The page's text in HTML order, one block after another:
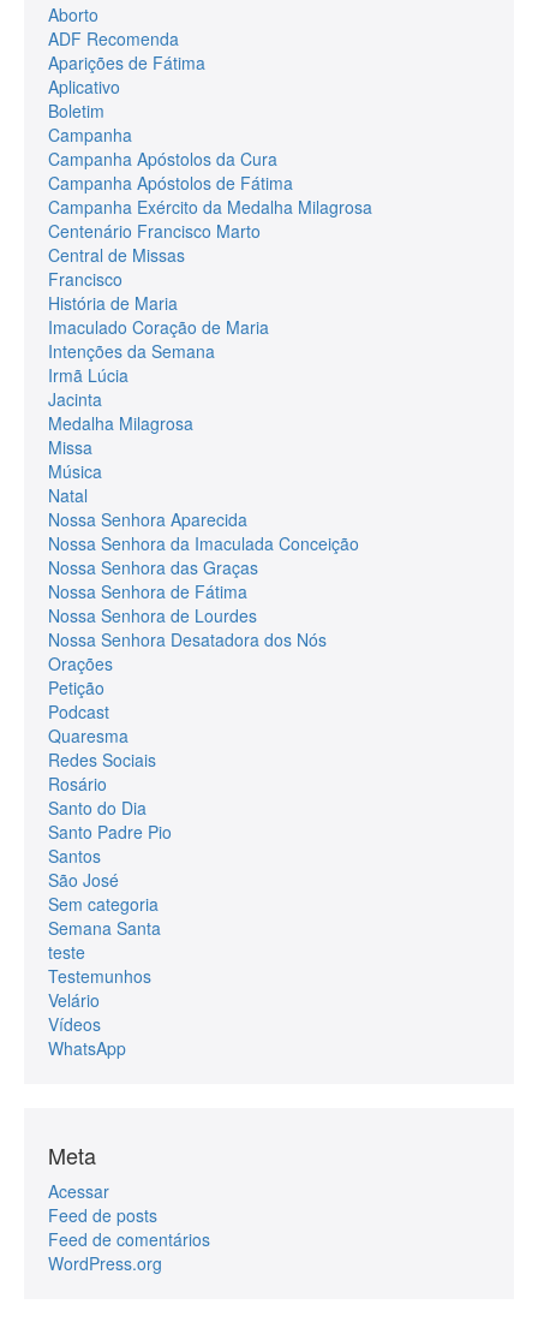
Aborto
ADF Recomenda
Aparições de Fátima
Aplicativo
Boletim
Campanha
Campanha Apóstolos da Cura
Campanha Apóstolos de Fátima
Campanha Exército da Medalha Milagrosa
Centenário Francisco Marto
Central de Missas
Francisco
História de Maria
Imaculado Coração de Maria
Intenções da Semana
Irmã Lúcia
Jacinta
Medalha Milagrosa
Missa
Música
Natal
Nossa Senhora Aparecida
Nossa Senhora da Imaculada Conceição
Nossa Senhora das Graças
Nossa Senhora de Fátima
Nossa Senhora de Lourdes
Nossa Senhora Desatadora dos Nós
Orações
Petição
Podcast
Quaresma
Redes Sociais
Rosário
Santo do Dia
Santo Padre Pio
Santos
São José
Sem categoria
Semana Santa
teste
Testemunhos
Velário
Vídeos
WhatsApp
Meta
Acessar
Feed de posts
Feed de comentários
WordPress.org